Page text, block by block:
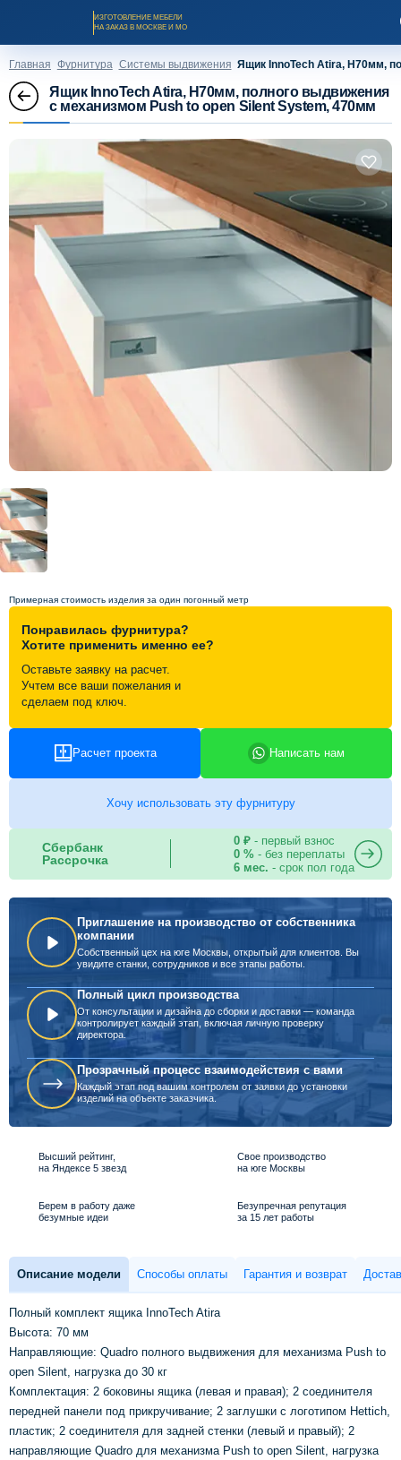
ИЗГОТОВЛЕНИЕ МЕБЕЛИ
НА ЗАКАЗ В МОСКВЕ И МО
Заказать звонок
Каталог мебели на заказ
О компании
Оплата и доставка
Рассрочка и кредит
Акции и скидки
Портфолио
Статьи
Контакты
Главная Фурнитура Системы выдвижения Ящик InnoTech Atira, H70мм,
Ящик InnoTech Atira, H70мм, полного выдвижения
с механизмом Push to open Silent System, 470мм
Примерная стоимость изделия за один погонный метр
Понравилась фурнитура?
Хотите применить именно ее?
Оставьте заявку на расчет.
Учтем все ваши пожелания и
сделаем под ключ.
Расчет проекта Написать нам
Хочу использовать эту фурнитуру
Сбербанк
Рассрочка
0 ₽- первый взнос
0 %- без переплаты
6 мес. - срок пол года
Приглашение на производство от собственника
компании
Собственный цех на юге Москвы, открытый для клиентов. Вы
увидите станки, сотрудников и все этапы работы.
Полный цикл производства
От консультации и дизайна до сборки и доставки — команда
контролирует каждый этап, включая личную проверку
директора.
Прозрачный процесс взаимодействия с вами
Каждый этап под вашим контролем от заявки до установки
изделий на объекте заказчика.
Высший рейтинг,
на Яндексе 5 звезд
Свое производство
на юге Москвы
Берем в работу даже
безумные идеи
Безупречная репутация
за 15 лет работы
Описание модели Способы оплаты Гарантия и возврат
Полный комплект ящика InnoTech Atira
Высота: 70 мм
Направляющие: Quadro полного выдвижения для механизма Push to
open Silent, нагрузка до 30 кг
Комплектация: 2 боковины ящика (левая и правая); 2 соединителя
передней панели под прикручивание; 2 заглушки с логотипом Hettich,
пластик; 2 соединителя для задней стенки (левый и правый); 2
направляющие Quadro для механизма Push to open Silent, нагрузка